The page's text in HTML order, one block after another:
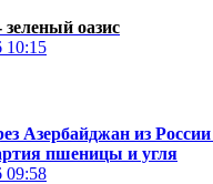
оазис
10:15
Азербайджан из
пшеницы и угля
09:58